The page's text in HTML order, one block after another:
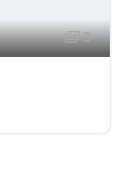
3